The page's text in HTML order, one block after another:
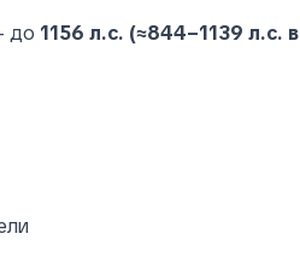
до 1156 л.с. (≈844–1139 л.с. в